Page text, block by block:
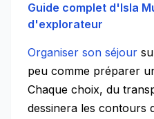
Guide complet d'Isla
d'explorateur
Organiser son séjour
peu comme préparer
Chaque choix, du
dessinera les contours